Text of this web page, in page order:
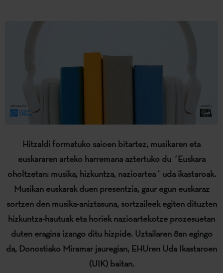
Hitzaldi formatuko saioen bitartez, musikaren eta
euskararen arteko harremana aztertuko du ´Euskara
oholtzetan: musika, hizkuntza, nazioartea´ uda ikastaroak.
Musikan euskarak duen presentzia, gaur egun euskaraz
sortzen den musika-aniztasuna, sortzaileek egiten dituzten
hizkuntza-hautuak eta horiek nazioartekotze prozesuetan
duten eragina izango ditu hizpide. Uztailaren 8an egingo
da, Donostiako Miramar jauregian, EHUren Uda Ikastaroen
(UIK) baitan.